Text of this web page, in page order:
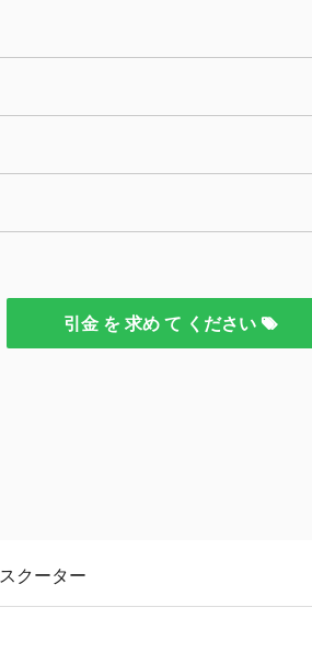
引金 を 求め て ください
クーター